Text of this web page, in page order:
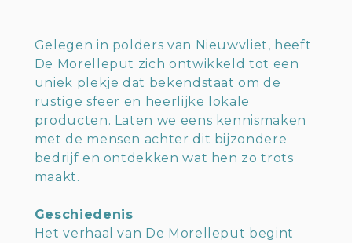
Gelegen in polders van Nieuwvliet, heeft
De Morelleput zich ontwikkeld tot een
uniek plekje dat bekendstaat om de
rustige sfeer en heerlijke lokale
producten. Laten we eens kennismaken
met de mensen achter dit bijzondere
bedrijf en ontdekken wat hen zo trots
maakt.
Geschiedenis
Het verhaal van De Morelleput begint